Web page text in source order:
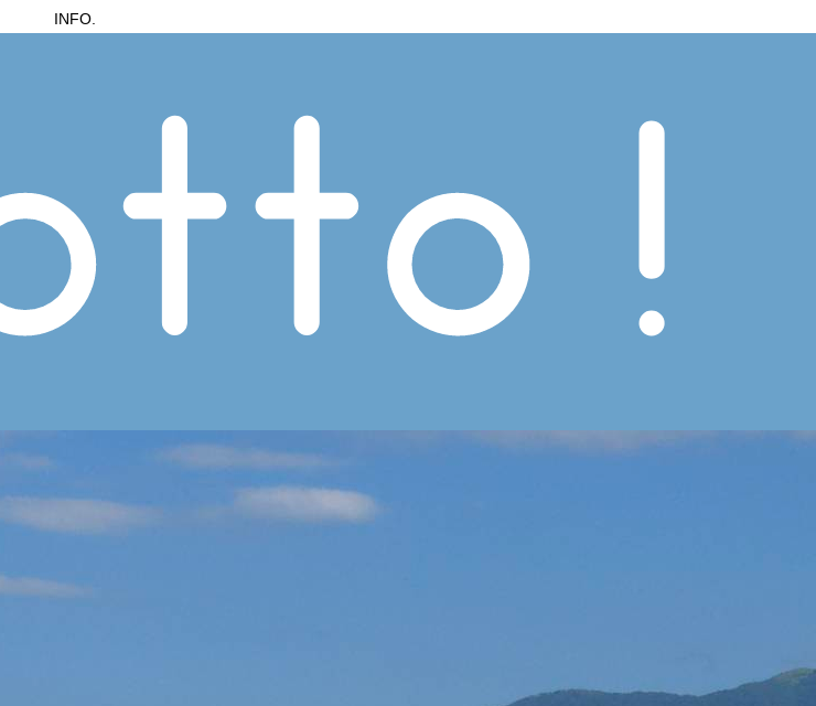
INFO.